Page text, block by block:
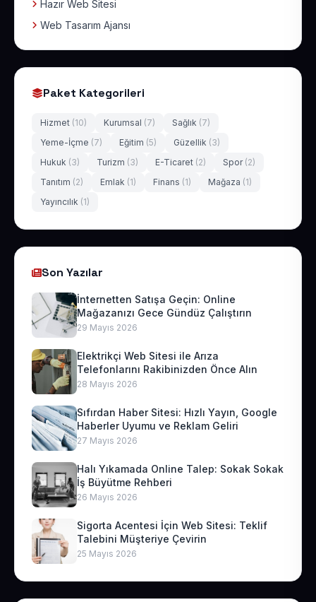
Hazır Web Sitesi
Web Tasarım Ajansı
Paket Kategorileri
Hizmet (10) Kurumsal (7) Sağlık (7)
Yeme-İçme (7) Eğitim (5) Güzellik (3)
Hukuk (3) Turizm (3) E-Ticaret (2) Spor (2)
Tanıtım (2) Emlak (1) Finans (1) Mağaza (1)
Yayıncılık (1)
Son Yazılar
İnternetten Satışa Geçin: Online
Mağazanızı Gece Gündüz Çalıştırın
29 Mayıs 2026
Elektrikçi Web Sitesi ile Arıza
Telefonlarını Rakibinizden Önce Alın
28 Mayıs 2026
Sıfırdan Haber Sitesi: Hızlı Yayın, Google
Haberler Uyumu ve Reklam Geliri
27 Mayıs 2026
Halı Yıkamada Online Talep: Sokak Sokak
İş Büyütme Rehberi
26 Mayıs 2026
Sigorta Acentesi İçin Web Sitesi: Teklif
Talebini Müşteriye Çevirin
25 Mayıs 2026